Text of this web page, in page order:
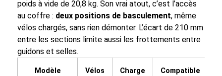
poids à vide de 20,8 kg. Son vrai atout, c’est l’accès
au coffre : deux positions de basculement, même
vélos chargés, sans rien démonter. L’écart de 210 mm
entre les sections limite aussi les frottements entre
guidons et selles.
Modèle Vélos
Charge
Compatible